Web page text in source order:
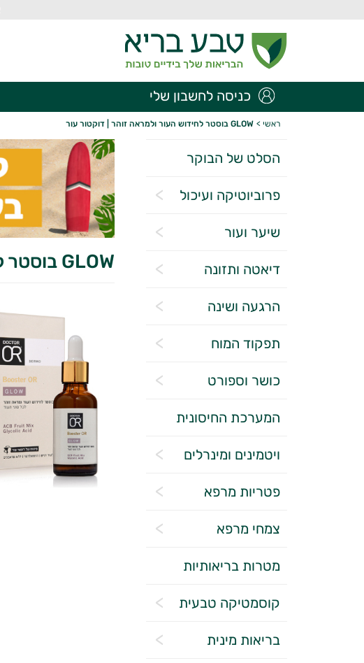
כניסה לחשבון שלי
ראשי > GLOW בוסטר לחידוש העור ולמראה זוהר | דוקטור עור
הסלט של הבוקר
פרוביוטיקה ועיכול
שיער ועור
דיאטה ותזונה
הרגעה ושינה
תפקוד המוח
כושר וספורט
המערכת החיסונית
ויטמינים ומינרלים
פטריות מרפא
צמחי מרפא
מטרות בריאותיות
קוסמטיקה טבעית
בריאות מינית
GLOW בוסטר לחידוש העור ולמראה זוהר | דוקטור עור